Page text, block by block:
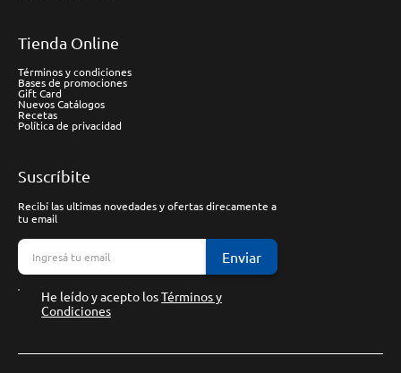
Tienda Online
Términos y condiciones
Bases de promociones
Gift Card
Nuevos Catálogos
Recetas
Política de privacidad
Suscríbite
Recibí las ultimas novedades y ofertas direcamente a
tu email
Enviar
He leído y acepto losTérminos y
Condiciones